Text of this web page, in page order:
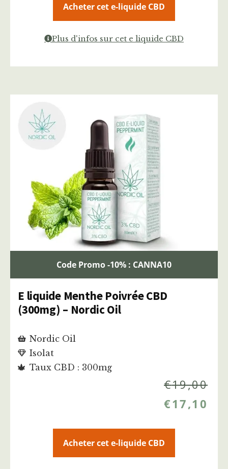
Acheter cet e-liquide CBD
Plus d'infos sur cet e liquide CBD
Code Promo -10% : CANNA10
E liquide Menthe Poivrée CBD
(300mg) – Nordic Oil
Nordic Oil
Isolat
Taux CBD : 300mg
€19,00
€17,10
Acheter cet e-liquide CBD